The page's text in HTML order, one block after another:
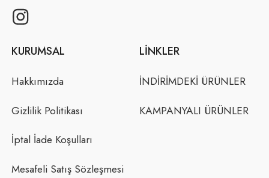
KURUMSAL
Hakkımızda
Gizlilik Politikası
İptal İade Koşulları
Mesafeli Satış Sözleşmesi
LINKLER
İNDİRİMDEKİ ÜRÜNLER
KAMPANYALI ÜRÜNLER